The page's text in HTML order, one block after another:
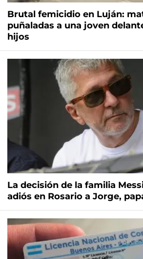
Brutal femicidio en Luján:
puñaladas a una joven
hijos
La decisión de la familia
adiós en Rosario a Jorge,